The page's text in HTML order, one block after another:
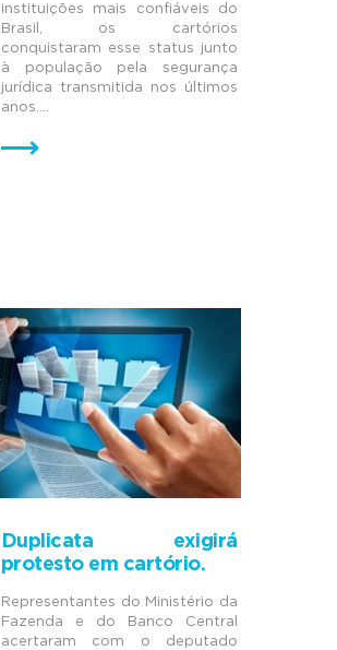
instituições mais confiáveis do
Brasil, os cartórios
conquistaram esse status junto
à população pela segurança
jurídica transmitida nos últimos
anos....
Duplicata exigirá
protesto em cartório.
Representantes do Ministério da
Fazenda e do Banco Central
acertaram com o deputado